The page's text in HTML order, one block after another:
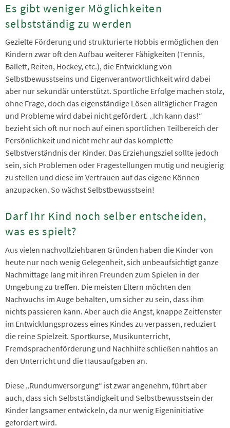
Es gibt weniger Möglichkeiten
selbstständig zu werden
Gezielte Förderung und strukturierte Hobbis ermöglichen den
Kindern zwar oft den Aufbau weiterer Fähigkeiten (Tennis,
Ballett, Reiten, Hockey, etc.), die Entwicklung von
Selbstbewusstseins und Eigenverantwortlichkeit wird dabei
aber nur sekundär unterstützt. Sportliche Erfolge machen stolz,
ohne Frage, doch das eigenständige Lösen alltäglicher Fragen
und Probleme wird dabei nicht gefördert. „Ich kann das!“
bezieht sich oft nur noch auf einen sportlichen Teilbereich der
Persönlichkeit und nicht mehr auf das komplette
Selbstverständnis der Kinder. Das Erziehungsziel sollte jedoch
sein, sich Problemen oder Fragestellungen mutig und neugierig
zu stellen und diese im Vertrauen auf das eigene Können
anzupacken. So wächst Selbstbewusstsein!
Darf Ihr Kind noch selber entscheiden,
was es spielt?
Aus vielen nachvollziehbaren Gründen haben die Kinder von
heute nur noch wenig Gelegenheit, sich unbeaufsichtigt ganze
Nachmittage lang mit ihren Freunden zum Spielen in der
Umgebung zu treffen. Die meisten Eltern möchten den
Nachwuchs im Auge behalten, um sicher zu sein, dass ihm
nichts passieren kann. Aber auch die Angst, knappe Zeitfenster
im Entwicklungsprozess eines Kindes zu verpassen, reduziert
die reine Spielzeit. Sportkurse, Musikunterricht,
Fremdsprachenförderung und Nachhilfe schließen nahtlos an
den Unterricht und die Hausaufgaben an.
Diese „Rundumversorgung“ ist zwar angenehm, führt aber
auch, dass sich Selbstständigkeit und Selbstbewusstsein der
Kinder langsamer entwickeln, da nur wenig Eigeninitiative
gefordert wird.